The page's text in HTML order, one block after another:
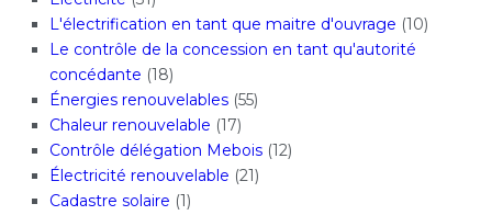
L'électrification en tant que maitre d'ouvrage (10)
Le contrôle de la concession en tant qu'autorité
concédante (18)
Énergies renouvelables(55)
Chaleur renouvelable (17)
Contrôle délégation Mebois(12)
Électricité renouvelable (21)
Cadastre solaire (1)